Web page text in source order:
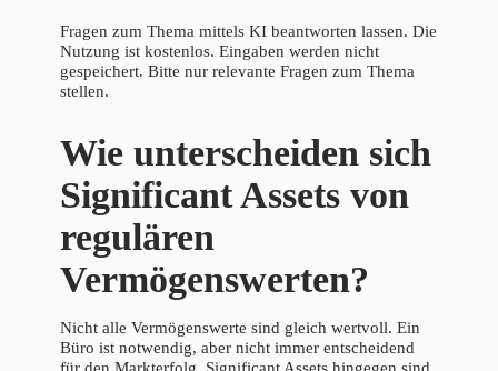
Fragen zum Thema mittels KI beantworten lassen. Die
Nutzung ist kostenlos. Eingaben werden nicht
gespeichert. Bitte nur relevante Fragen zum Thema
stellen.
Wie unterscheiden sich
Significant Assets von
regulären
Vermögenswerten?
Nicht alle Vermögenswerte sind gleich wertvoll. Ein
Büro ist notwendig, aber nicht immer entscheidend